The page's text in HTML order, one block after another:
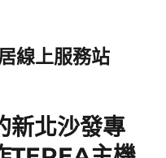
線上服務站
新北沙發專